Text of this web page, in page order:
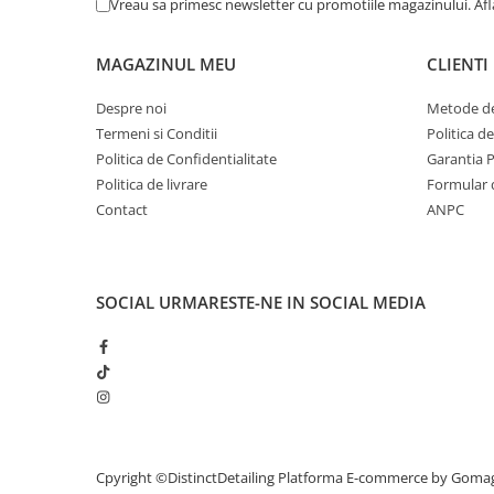
High
Vreau sa primesc newsletter cu promotiile magazinului.
MAGAZINUL MEU
Despre noi
Termeni si Conditii
Politica de Confidentialitate
Politica de livrare
Contact
CLIENTI
Metode
Politica
Garantia
Formular
ANPC
SOCIAL URMARESTE-NE IN SOCIAL MEDIA
Cpyright ©DistinctDetailing Platforma E-commerce by